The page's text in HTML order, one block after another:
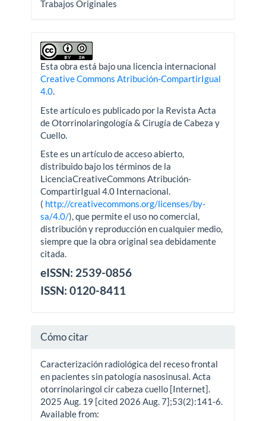
Trabajos Originales
Esta obra está bajo una licencia internacional
Creative Commons Atribución-CompartirIgual
4.0.
Este artículo es publicado por la Revista Acta
de Otorrinolaringología & Cirugía de Cabeza y
Cuello.
Este es un artículo de acceso abierto,
distribuido bajo los términos de la
LicenciaCreativeCommons Atribución-
CompartirIgual 4.0 Internacional.
( http://creativecommons.org/licenses/by-
sa/4.0/), que permite el uso no comercial,
distribución y reproducción en cualquier medio,
siempre que la obra original sea debidamente
citada.
eISSN: 2539-0856
ISSN: 0120-8411
Cómo citar
Caracterización radiológica del receso frontal
en pacientes sin patología nasosinusal. Acta
otorrinolaringol cir cabeza cuello [Internet].
2025 Aug. 19 [cited 2026 Aug. 7];53(2):141-6.
Available from: